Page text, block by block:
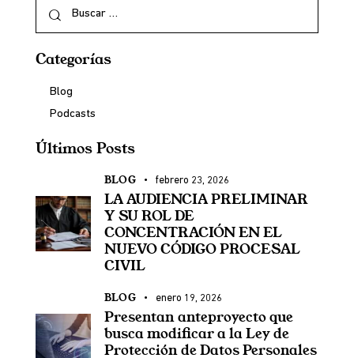
Categorías
Blog
Podcasts
Últimos Posts
BLOG febrero 23, 2026
LA AUDIENCIA PRELIMINAR
Y SU ROL DE
CONCENTRACIÓN EN EL
NUEVO CÓDIGO PROCESAL
CIVIL
BLOG enero 19, 2026
Presentan anteproyecto que
busca modificar a la Ley de
Protección de Datos Personales